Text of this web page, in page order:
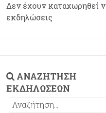
Δεν έχουν καταχωρηθεί
εκδηλώσεις
ΑΝΑΖΉΤΗΣΗ
ΕΚΔΗΛΏΣΕΩΝ